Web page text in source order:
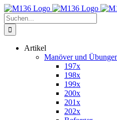
Zum
Inhalt
springen
Suche
nach:
Artikel
Manöver und
197x
198x
199x
200x
201x
202x